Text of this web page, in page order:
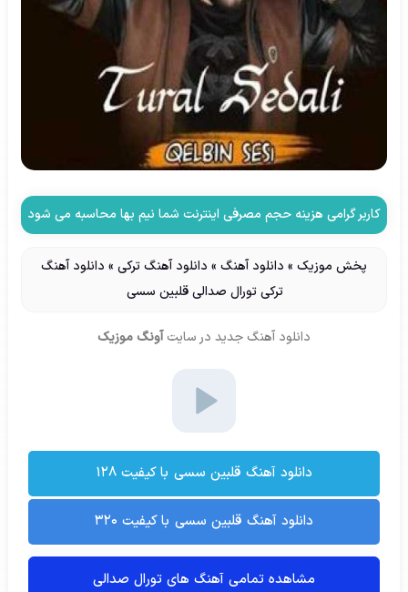
کاربر گرامی هزینه حجم مصرفی اینترنت شما نیم بها محاسبه می شود
پخش موزیک » دانلود آهنگ » دانلود آهنگ ترکی » دانلود آهنگ
ترکی تورال صدالی قلبین سسی
دانلود آهنگ جدید در سایت آونگ موزیک
دانلود آهنگ قلبین سسی با کیفیت ۱۲۸
دانلود آهنگ قلبین سسی با کیفیت ۳۲۰
مشاهده تمامی آهنگ های تورال صدالی